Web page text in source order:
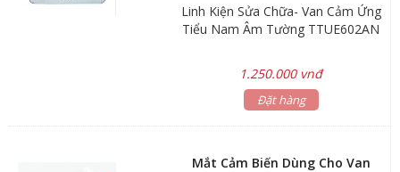
Linh Kiện Sửa Chữa- Van Cảm Ứng
Tiểu Nam Âm Tường TTUE602AN
1.250.000 vnđ
Đặt hàng
Mắt Cảm Biến Dùng Cho Van